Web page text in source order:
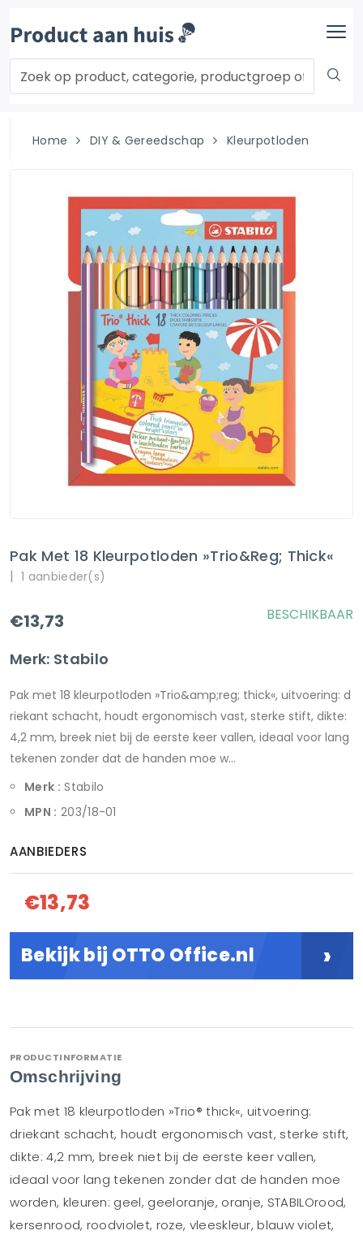
Home DIY & Gereedschap Kleurpotloden
Pak Met 18 Kleurpotloden »Trio&reg; Thick«
| 1 aanbieder(s)
€13,73
Merk: Stabilo
BESCHIKBAAR
Pak met 18 kleurpotloden »Trio&amp;reg; thick«, uitvoering: d
riekant schacht, houdt ergonomisch vast, sterke stift, dikte:
4,2 mm, breek niet bij de eerste keer vallen, ideaal voor lang
tekenen zonder dat de handen moe w...
Merk : Stabilo
MPN : 203/18-01
AANBIEDERS
€13,73
Bekijk bij OTTO Office.nl ›
PRODUCTINFORMATIE
Omschrijving
Pak met 18 kleurpotloden »Trio® thick«, uitvoering:
driekant schacht, houdt ergonomisch vast, sterke stift,
dikte: 4,2 mm, breek niet bij de eerste keer vallen,
ideaal voor lang tekenen zonder dat de handen moe
worden, kleuren: geel, geeloranje, oranje, STABILOrood,
kersenrood, roodviolet, roze, vleeskleur, blauw violet,